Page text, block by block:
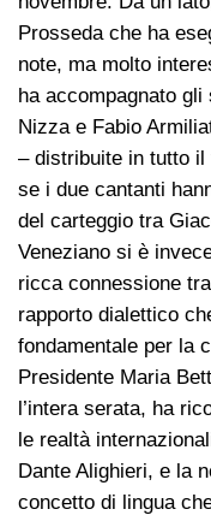
Prosseda che ha
note, ma molto
ha accompagnato
Nizza e Fabio
– distribuite in tutto
se i due cantanti
del carteggio tra
Veneziano si è
ricca connessione
rapporto dialettico
fondamentale per la
Presidente Maria
l’intera serata, ha
le realtà
Dante Alighieri, e la
concetto di lingua